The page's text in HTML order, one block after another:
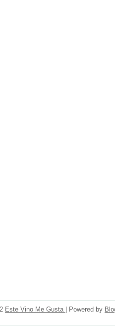
Este Vino Me Gusta | Powered by